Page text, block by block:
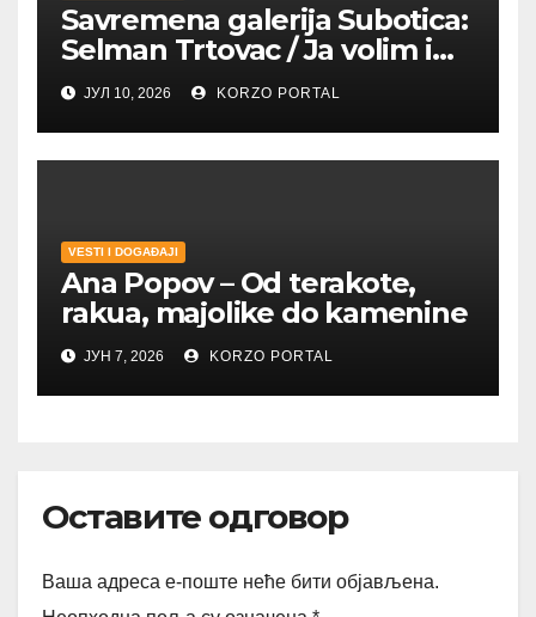
Savremena galerija Subotica:
Selman Trtovac / Ja volim i
umetnost drugih
ЈУЛ 10, 2026 KORZO PORTAL
VESTI I DOGAĐAJI
Ana Popov – Od terakote,
rakua, majolike do kamenine
ЈУН 7, 2026 KORZO PORTAL
Оставите одговор
Ваша адреса е-поште неће бити објављена.